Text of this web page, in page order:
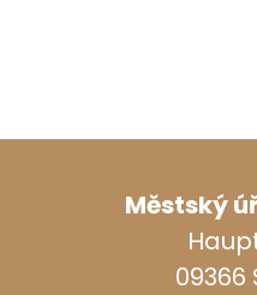
Městský
09366